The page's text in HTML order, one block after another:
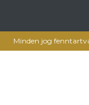
Minden jog